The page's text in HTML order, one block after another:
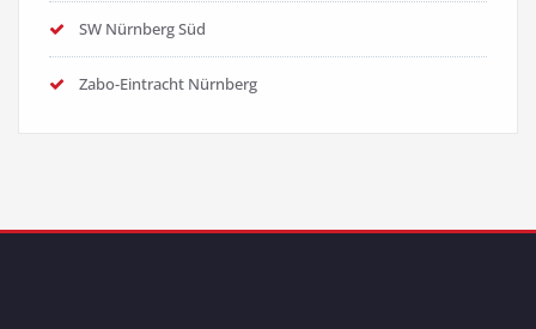
SW Nürnberg Süd
Zabo-Eintracht Nürnberg